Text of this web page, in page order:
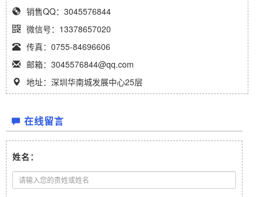
销售QQ：3045576844
微信号：13378657020
传真：0755-84696606
邮箱：3045576844@qq.com
地址：深圳华南城发展中心25层
在线留言
姓名：